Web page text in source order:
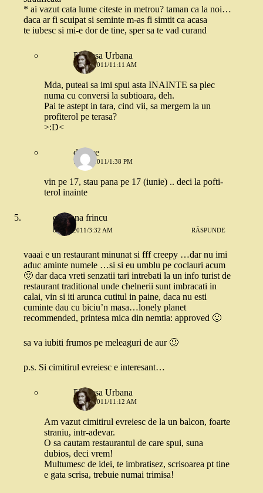
* ai vazut cata lume citeste in metrou? taman ca la noi…
daca ar fi scuipat si seminte m-as fi simtit ca acasa
te iubesc si mi-e dor de tine, sper sa te vad curand
Printesa Urbana
6 MAI 2011/11:11 AM
Mda, puteai sa imi spui asta INAINTE sa plec
numa cu conversi la subtioara, deh.
Pai te astept in tara, cind vii, sa mergem la un
profiterol pe terasa?
>:D<
deedee
7 MAI 2011/1:38 PM
vin pe 17, stau pana pe 17 (iunie) .. deci la pofti-
terol inainte
cristiana frincu
6 MAI 2011/3:32 AM RĂSPUNDE
vaaai e un restaurant minunat si fff creepy …dar nu imi
aduc aminte numele …si si eu umblu pe coclauri acum
🙂 dar daca vreti senzatii tari intrebati la un info turist de
restaurant traditional unde chelnerii sunt imbracati in
calai, vin si iti arunca cutitul in paine, daca nu esti
cuminte dau cu biciu’n masa…lonely planet
recommended, printesa mica din nemtia: approved 🙂
sa va iubiti frumos pe meleaguri de aur 🙂
p.s. Si cimitirul evreiesc e interesant…
Printesa Urbana
6 MAI 2011/11:12 AM
Am vazut cimitirul evreiesc de la un balcon, foarte
straniu, intr-adevar.
O sa cautam restaurantul de care spui, suna
dubios, deci vrem!
Multumesc de idei, te imbratisez, scrisoarea pt tine
e gata scrisa, trebuie numai trimisa!